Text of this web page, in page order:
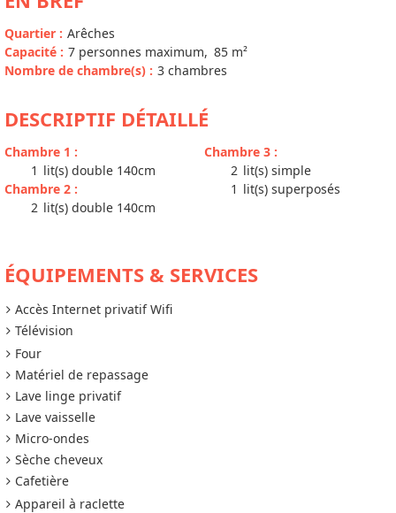
Quartier : Arêches
Capacité : 7 personnes maximum 85 m²
Nombre de chambre(s) : 3 chambres
DESCRIPTIF DÉTAILLÉ
Chambre 1 :
1 lit(s) double 140cm
Chambre 2 :
2 lit(s) double 140cm
Chambre 3 :
2 lit(s) simple
1 lit(s) superposés
ÉQUIPEMENTS & SERVICES
Accès Internet privatif Wifi
Télévision
Four
Matériel de repassage
Lave linge privatif
Lave vaisselle
Micro-ondes
Sèche cheveux
Cafetière
Appareil à raclette